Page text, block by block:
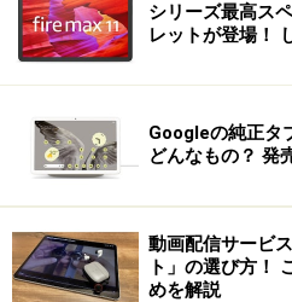
字が大きいほど文字がきれい
違えるほどの品質を持ちます
イに映し出された文字のギザ
ません。ただし、LCD特有の
時間の読書は目が疲れるとい
KindleならばAmazon、Kobo
は購入できません。対して汎
シリーズ最高ス
レットが登場！
Googleの純正タ
どんなもの？ 発
動画配信サービ
ト」の選び方！
めを解説